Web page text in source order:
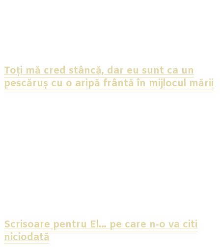
Toți mă cred stâncă, dar eu sunt ca un
pescăruș cu o aripă frântă în mijlocul mării
Scrisoare pentru El… pe care n-o va citi
niciodată